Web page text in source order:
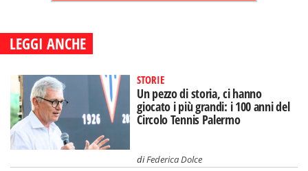
LEGGI ANCHE
STORIE
Un pezzo di storia, ci hanno
giocato i più grandi: i 100 anni del
Circolo Tennis Palermo
diFederica Dolce